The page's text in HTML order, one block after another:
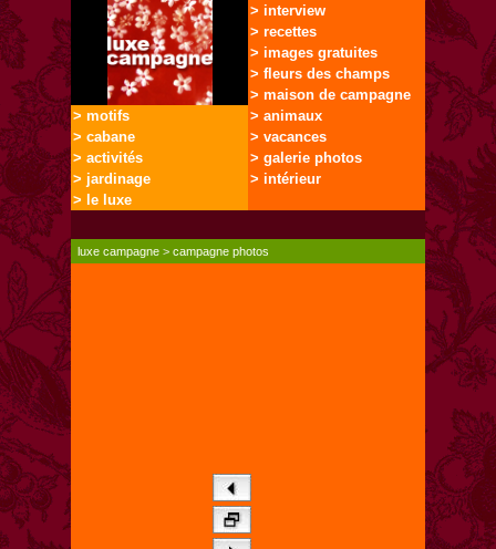
> interview
> recettes
> images gratuites
> fleurs des champs
> maison de campagne
> motifs
> cabane
> activités
> jardinage
> le luxe
> animaux
> vacances
> galerie photos
> intérieur
luxe campagne >campagne photos